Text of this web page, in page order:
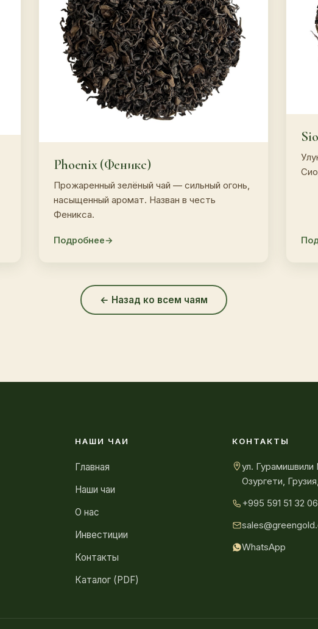
Phoenix (Феникс)
Прожаренный зелёный чай — сильный огонь,
насыщенный аромат. Назван в честь
Феникса.
Подробнее
← Назад ко всем чаям
НАШИ ЧАИ
Главная
Наши чаи
О нас
Инвестиции
Контакты
Каталог (PDF)
КОНТАКТЫ
ул. Гурамишвили
Озургети,
+995 591 51 32 06
WhatsApp